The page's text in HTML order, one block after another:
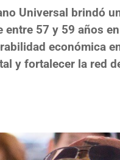
Universal brindó
57 y 59 años
económica
y fortalecer la red